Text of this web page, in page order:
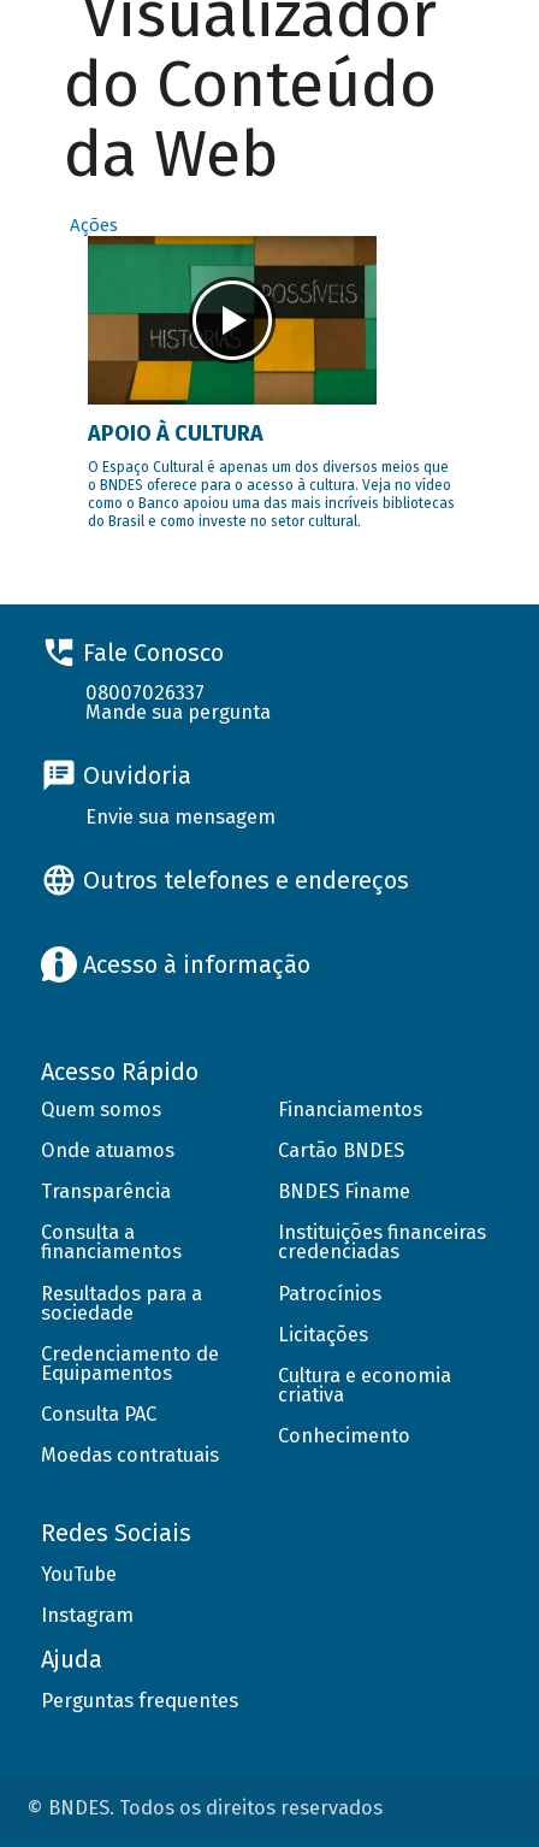
do Conteúdo
da Web
Ações
APOIO À CULTURA
O Espaço Cultural é apenas um dos diversos meios que
o BNDES oferece para o acesso à cultura. Veja no vídeo
como o Banco apoiou uma das mais incríveis bibliotecas
do Brasil e como investe no setor cultural.
Fale Conosco
08007026337
Mande sua pergunta
Ouvidoria
Envie sua mensagem
Outros telefones e endereços
Acesso à informação
Acesso Rápido
Quem somos
Onde atuamos
Transparência
Consulta a
financiamentos
Resultados para a
sociedade
Credenciamento de
Equipamentos
Consulta PAC
Moedas contratuais
Financiamentos
Cartão BNDES
BNDES Finame
Instituições financeiras
credenciadas
Patrocínios
Licitações
Cultura e economia
criativa
Conhecimento
Redes Sociais
YouTube
Instagram
Ajuda
Perguntas frequentes
© BNDES. Todos os direitos reservados